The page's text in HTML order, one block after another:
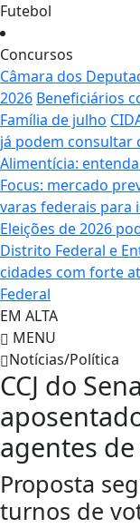
Futebol
Concursos
Câmara dos
2026 Beneficiários
Família de julho
já podem consultar
Alimentícia:
Focus: mercado
varas federais para
Eleições de 2026
Distrito Federal e
cidades com forte
Federal
EM ALTA
MENU
Notícias/Política
CCJ do
agentes
Proposta
turnos de